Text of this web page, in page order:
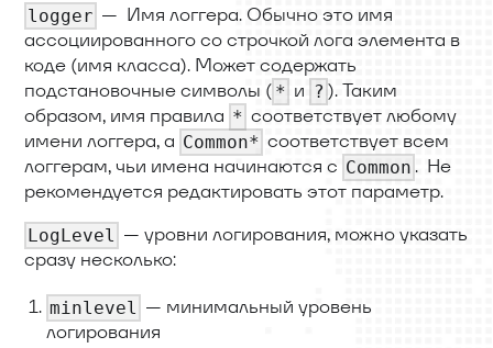
logger — Имя логгера. Обычно это имя
ассоциированного со строчкой лога элемента в
коде (имя класса). Может содержать
подстановочные символы ( * и ? ). Таким
образом, имя правила * соответствует любому
имени логгера, а Common* соответствует всем
логгерам, чьи имена начинаются с Common . Не
рекомендуется редактировать этот параметр.
LogLevel — уровни логирования, можно указать
сразу несколько:
minlevel — минимальный уровень
логирования